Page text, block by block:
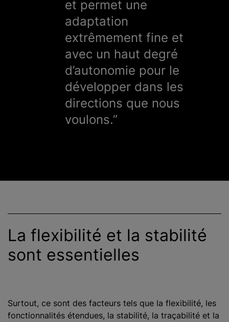
et permet une
adaptation
extrêmement fine et
avec un haut degré
d’autonomie pour le
développer dans les
directions que nous
voulons.
La flexibilité et la stabilité
sont essentielles
Surtout, ce sont des facteurs tels que la flexibilité, les
fonctionnalités étendues, la stabilité, la traçabilité et la